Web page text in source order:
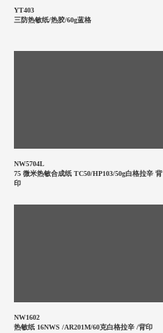
YT403
三防热敏纸/热胶/60g蓝格
NW5704L
75 微米热敏合成纸 TC50/HP103/50g白格拉辛 背
印
NW1602
热敏纸 16NWS /AR201M/60克白格拉辛 /背印